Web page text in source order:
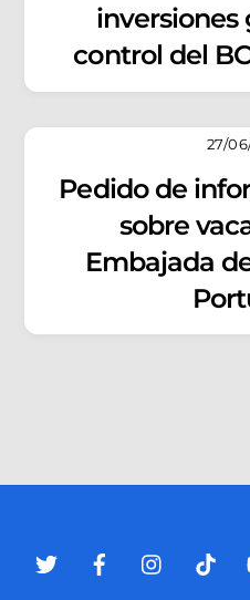
inversiones
control del
27/
Pedido de
sobre
Embajada